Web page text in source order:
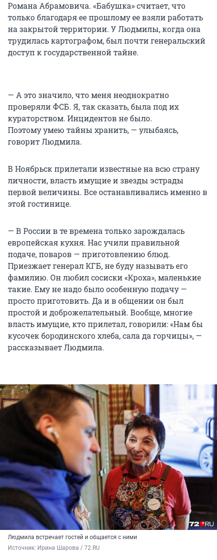
Романа Абрамовича. «Бабушка» считает, что
только благодаря ее прошлому ее взяли работать
на закрытой территории. У Людмилы, когда она
трудилась картографом, был почти генеральский
доступ к государственной тайне.
— А это значило, что меня неоднократно
проверяли ФСБ. Я, так сказать, была под их
кураторством. Инцидентов не было.
Поэтому умею тайны хранить, — улыбаясь,
говорит Людмила.
В Ноябрьск прилетали известные на всю страну
личности, власть имущие и звезды эстрады
первой величины. Все останавливались именно в
этой гостинице.
— В России в те времена только зарождалась
европейская кухня. Нас учили правильной
подаче, поваров — приготовлению блюд.
Приезжает генерал КГБ, не буду называть его
фамилию. Он любил сосиски «Кроха», маленькие
такие. Ему не надо было особенную подачу —
просто приготовить. Да и в общении он был
простой и доброжелательный. Вообще, многие
власть имущие, кто прилетал, говорили: «Нам бы
кусочек бородинского хлеба, сала да горчицы», —
рассказывает Людмила.
Людмила встречает гостей и общается с ними
Источник: Ирина Шарова / 72.RU